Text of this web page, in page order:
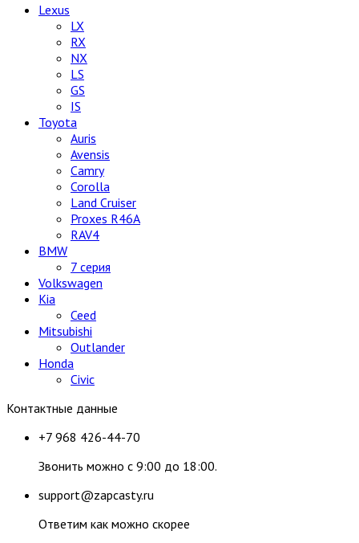
Lexus
LX
RX
NX
LS
GS
IS
Toyota
Auris
Avensis
Camry
Corolla
Land Cruiser
Proxes R46A
RAV4
BMW
7 серия
Volkswagen
Kia
Ceed
Mitsubishi
Outlander
Honda
Civic
Контактные данные
+7 968 426-44-70
Звонить можно с 9:00 до 18:00.
support@zapcasty.ru
Ответим как можно скорее